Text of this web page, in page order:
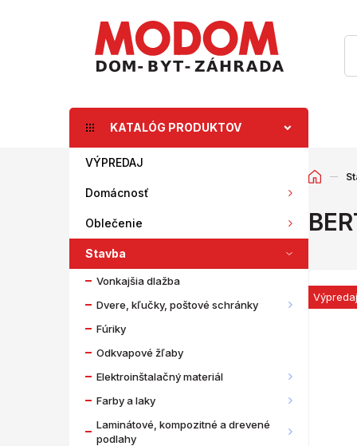
KATALÓG PRODUKTOV
VÝPREDAJ
Domácnosť
Oblečenie
Stavba
Vonkajšia dlažba
Dvere, kľučky, poštové schránky
Fúriky
Odkvapové žľaby
Elektroinštalačný materiál
Farby a laky
Laminátové, kompozitné a drevené
podlahy
Výpredaj